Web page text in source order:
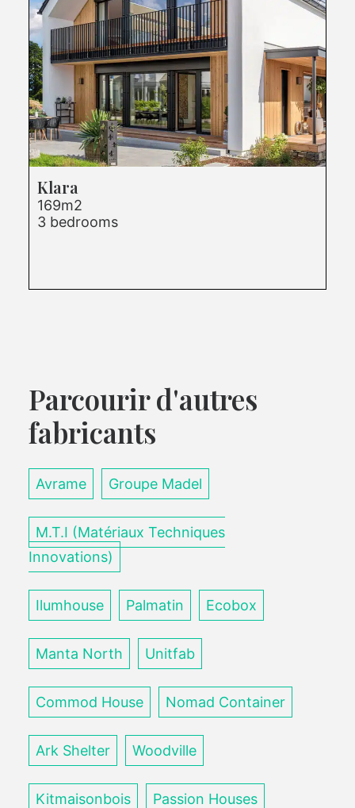
Klara
169m2
3 bedrooms
Parcourir d'autres
fabricants
Avrame Groupe Madel
M.T.I (Matériaux Techniques
Innovations)
Ilumhouse Palmatin Ecobox
Manta North Unitfab
Commod House Nomad Container
Ark Shelter Woodville
Kitmaisonbois Passion Houses